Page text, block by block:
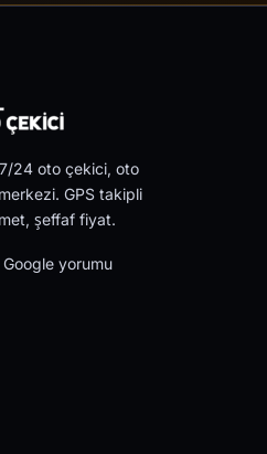
24 oto çekici, oto
GPS takipli
şeffaf fiyat.
yorumu